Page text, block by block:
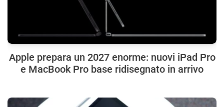
Apple prepara un 2027 enorme: nuovi iPad Pro
e MacBook Pro base ridisegnato in arrivo